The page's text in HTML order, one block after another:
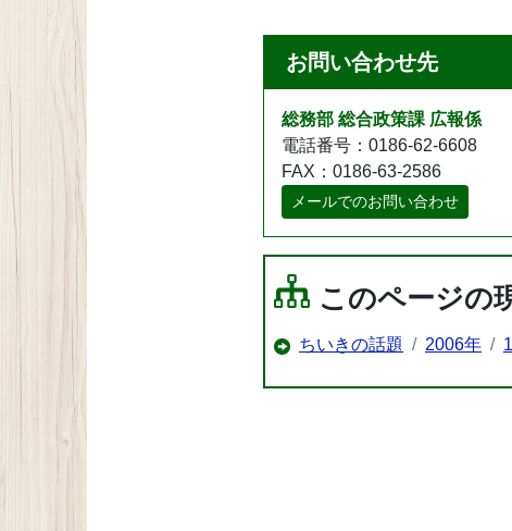
お問い合わせ先
総務部 総合政策課 広報係
電話番号：0186-62-6608
FAX：0186-63-2586
メールでのお問い合わせ
このページの
ちいきの話題 2006年